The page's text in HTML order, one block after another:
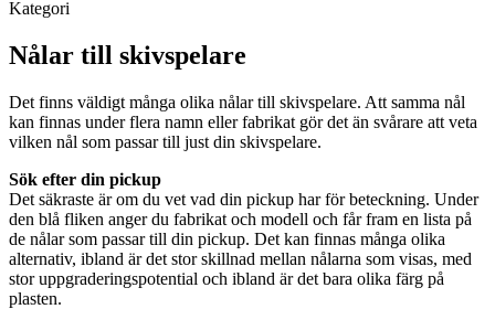
Kategori
Nålar till skivspelare
Det finns väldigt många olika nålar till skivspelare. Att samma nål
kan finnas under flera namn eller fabrikat gör det än svårare att veta
vilken nål som passar till just din skivspelare.
Sök efter din pickup
Det säkraste är om du vet vad din pickup har för beteckning. Under
den blå fliken anger du fabrikat och modell och får fram en lista på
de nålar som passar till din pickup. Det kan finnas många olika
alternativ, ibland är det stor skillnad mellan nålarna som visas, med
stor uppgraderingspotential och ibland är det bara olika färg på
plasten.